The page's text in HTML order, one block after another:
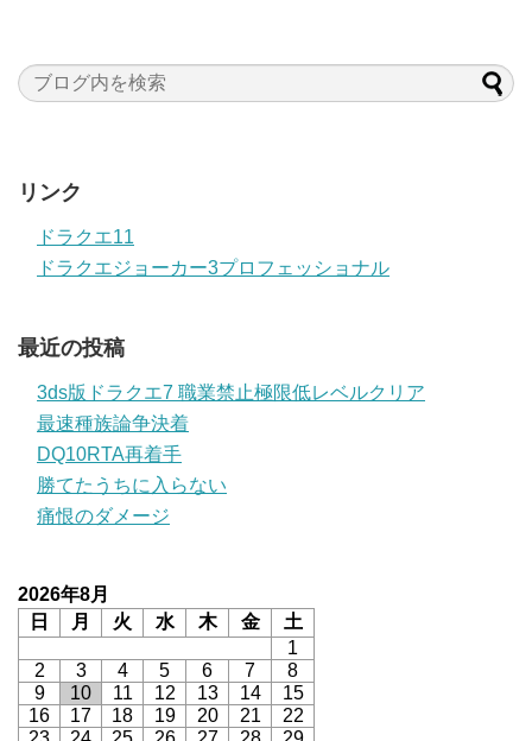
リンク
ドラクエ11
ドラクエジョーカー3プロフェッショナル
最近の投稿
3ds版ドラクエ7 職業禁止極限低レベルクリア
最速種族論争決着
DQ10RTA再着手
勝てたうちに入らない
痛恨のダメージ
2026年8月
日
月 火 水 木 金
土
1
2
3 4 5 6 7
8
9
10 11 12 13 14
15
16
17 18 19 20 21
22